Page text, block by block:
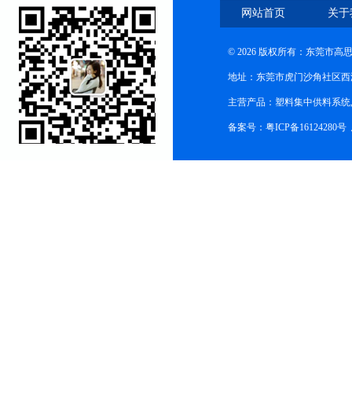
网站首页 关
© 2026 版权所有：东莞市高
地址：东莞市虎门沙角社区
主营产品：塑料集中供料系
备案号：粤ICP备16124280号